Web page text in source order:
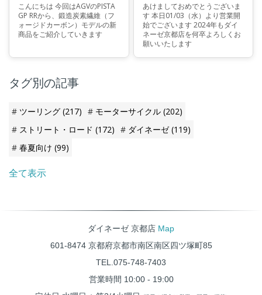
こんにちは 今回はAGVのPISTA
GP RRから、鍛造炭素繊維（フ
ォージドカーボン）モデルの新
商品をご紹介していきます
あけましておめでとうございま
す 本日01/03（水）より営業開
始でございます 2024年もダイ
ネーゼ京都店を何卒よろしくお
願いいたします
タグ別の記事
ツーリング (217) モーターサイクル (202)
ストリート・ロード (172) ダイネーゼ(119)
春夏向け (99)
全て表示
ダイネーゼ 京都店 Map
601-8474 京都府京都市南区南区四ツ塚町85
TEL.075-748-7403
営業時間 10:00 - 19:00